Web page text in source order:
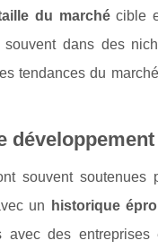
du marchécible
dans des
tendances du
souvent
un
historique
avec des